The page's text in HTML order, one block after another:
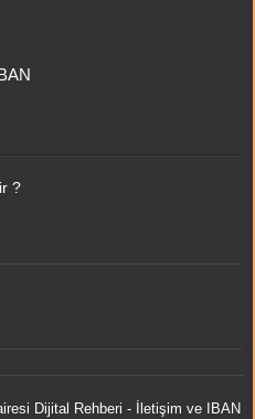
?
Dijital Rehberi - İletişim ve IBAN